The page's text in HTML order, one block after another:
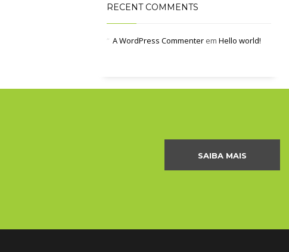
RECENT COMMENTS
A WordPress Commenter em Hello world!
SAIBA MAIS